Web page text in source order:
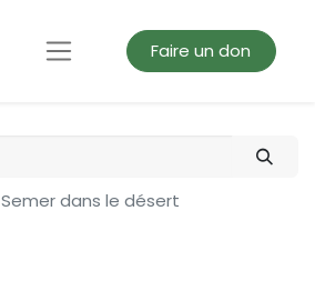
Faire un don
Semer dans le désert